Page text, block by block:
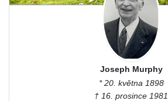
Joseph Murphy
* 20. května 1898
† 16. prosince 1981